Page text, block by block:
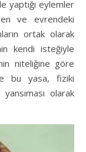
yaptığı eylemler
ve evrendeki
ortak olarak
kendi isteğiyle
niteliğine göre
bu yasa, fiziki
olarak